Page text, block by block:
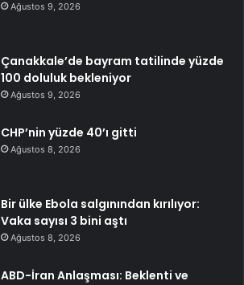
Ağustos 9, 2026
Çanakkale’de bayram tatilinde yüzde
100 doluluk bekleniyor
Ağustos 9, 2026
CHP’nin yüzde 40’ı gitti
Ağustos 8, 2026
Bir ülke Ebola salgınından kırılıyor:
Vaka sayısı 3 bini aştı
Ağustos 8, 2026
ABD-İran Anlaşması: Beklenti ve